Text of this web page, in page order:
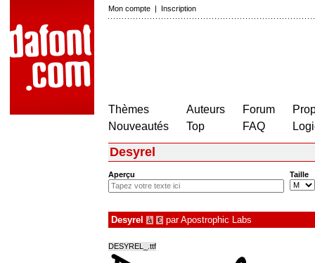
Mon compte | Inscription
Thèmes
Nouveautés
Auteurs
Top
Forum
FAQ
Desyrel
Aperçu Taille
Desyrel à € parApostrophic Labs
DESYREL_.ttf